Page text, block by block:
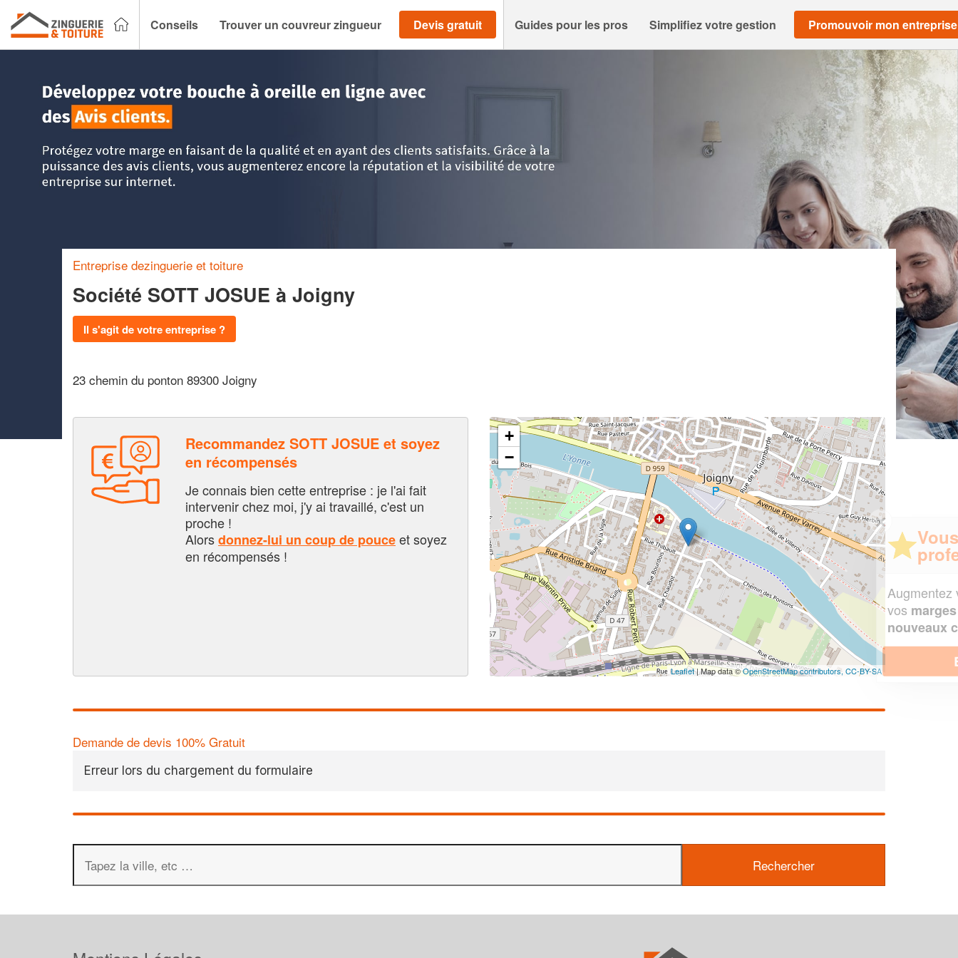
Conseils Trouver un couvreur zingueur Devis gratuit Guides pour les pros Simplifiez votre gestion Promouvoir mon entreprise
Entreprise dezinguerie et toiture
Société SOTT JOSUE à Joigny
Il s'agit de votre entreprise ?
23 chemin du ponton 89300 Joigny
Recommandez SOTT JOSUE et soyez
en récompensés
Je connais bien cette entreprise : je l'ai fait
intervenir chez moi, j'y ai travaillé, c'est un
proche !
Alorsdonnez-lui un coup de pouceet soyez
en récompensés !
+
−
Leaflet| Map data ©OpenStreetMap contributors, CC-BY-SA
Demande de devis 100% Gratuit
Erreur lors du chargement du formulaire
✕
Vous êtes un
professionnel ?
Augmentez votrechiffre d'affaireset
vos
margestout en gagnant de
nouveaux clients
En savoir plus